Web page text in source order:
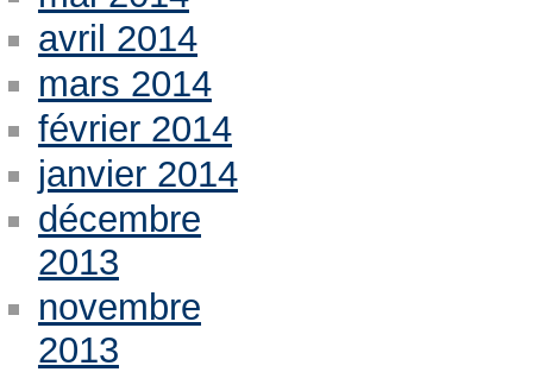
avril 2014
mars 2014
février 2014
janvier 2014
décembre
2013
novembre
2013